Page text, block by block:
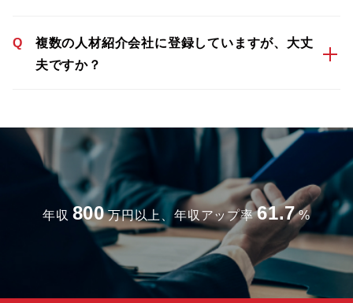
Q
複数の人材紹介会社に登録していますが、大丈
夫ですか？
年収 800 万円以上、年収アップ率 61.7 %